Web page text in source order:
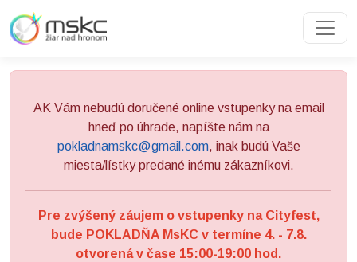
AK Vám nebudú doručené online vstupenky na email
hneď po úhrade, napíšte nám na
pokladnamskc@gmail.com, inak budú Vaše
miesta/lístky predané inému zákazníkovi.
Pre zvýšený záujem o vstupenky na Cityfest,
bude POKLADŇA MsKC v termíne 4. - 7.8.
otvorená v čase 15:00-19:00 hod.